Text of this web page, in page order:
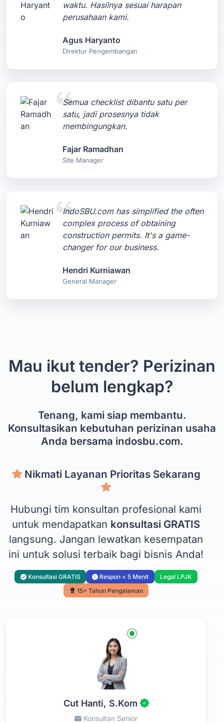
waktu. Hasilnya sesuai harapan
perusahaan kami.
Agus Haryanto
Direktur Pengembangan
Semua checklist dibantu satu per
satu, jadi prosesnya tidak
membingungkan.
Fajar Ramadhan
Site Manager
IndoSBU.com has simplified the often
complex process of obtaining
construction permits. It's a game-
changer for our business.
Hendri Kurniawan
General Manager
Mau ikut tender? Perizinan
belum lengkap?
Tenang, kami siap membantu.
Konsultasikan kebutuhan perizinan usaha
Anda bersama indosbu.com.
Nikmati Layanan Prioritas Sekarang
Hubungi tim konsultan profesional kami
untuk mendapatkan konsultasi GRATIS
langsung. Jangan lewatkan kesempatan
ini untuk solusi terbaik bagi bisnis Anda!
Konsultasi GRATIS Respon < 5 Menit
Legal LPJK
15+ Tahun Pengalaman
Cut Hanti, S.Kom
Konsultan Senior